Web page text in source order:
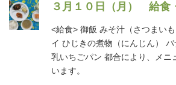
３月１０日（月） 給食
<給食> 御飯 みそ汁（さつまい
イ ひじきの煮物（にんじん）
乳いちごパン 都合により、メニ
います。